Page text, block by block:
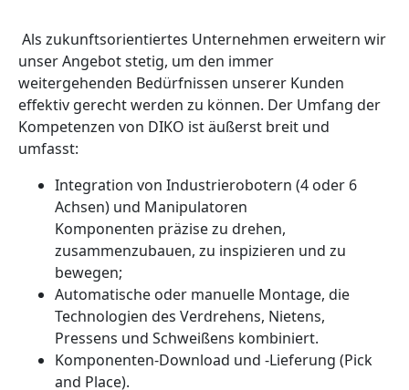
Als zukunftsorientiertes Unternehmen erweitern wir
unser Angebot stetig, um den immer
weitergehenden Bedürfnissen unserer Kunden
effektiv gerecht werden zu können. Der Umfang der
Kompetenzen von DIKO ist äußerst breit und
umfasst:
Integration von Industrierobotern (4 oder 6
Achsen) und Manipulatoren
Komponenten präzise zu drehen,
zusammenzubauen, zu inspizieren und zu
bewegen;
Automatische oder manuelle Montage, die
Technologien des Verdrehens, Nietens,
Pressens und Schweißens kombiniert.
Komponenten-Download und -Lieferung (Pick
and Place).